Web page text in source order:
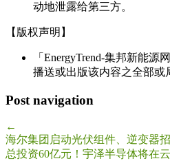
动地泄露给第三方。
【版权声明】
「EnergyTrend-集邦新能
播送或出版该内容之全部或
Post navigation
←
海尔集团启动光伏组件、逆变器
总投资60亿元！宇泽半导体将在